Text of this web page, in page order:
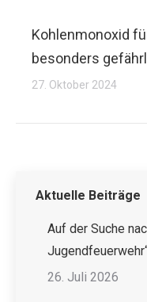
Kohlenmonoxid
besonders
27. Oktober 2024
Aktuelle Beiträge
Auf der Suche
26. Juli 2026